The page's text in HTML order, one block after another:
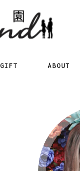
GIFT ABOUT